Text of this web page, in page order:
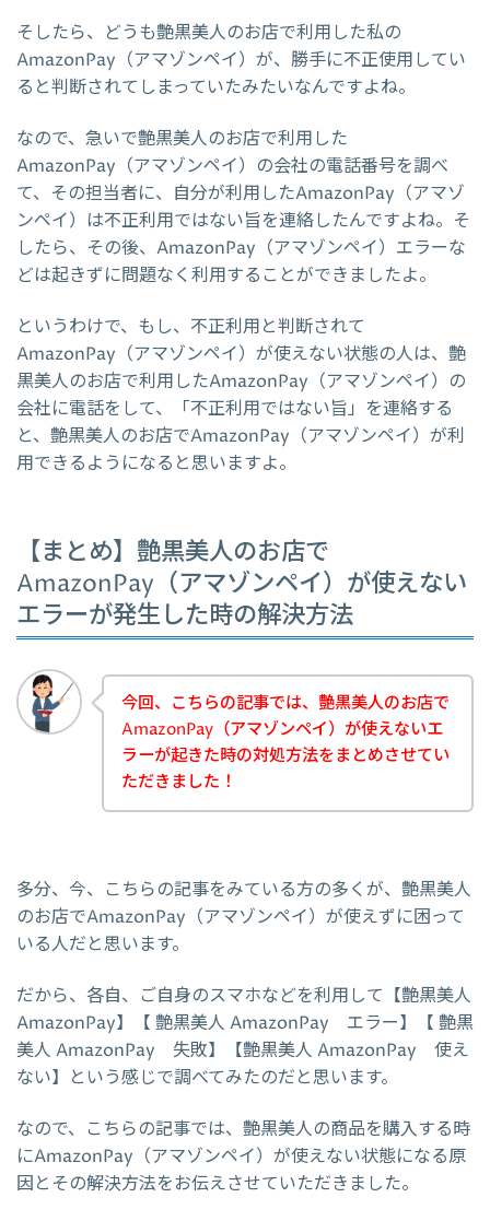
そしたら、どうも艶黒美人のお店で利用した私の
AmazonPay（アマゾンペイ）が、勝手に不正使用してい
ると判断されてしまっていたみたいなんですよね。
なので、急いで艶黒美人のお店で利用した
AmazonPay（アマゾンペイ）の会社の電話番号を調べ
て、その担当者に、自分が利用したAmazonPay（アマゾ
ンペイ）は不正利用ではない旨を連絡したんですよね。そ
したら、その後、AmazonPay（アマゾンペイ）エラーな
どは起きずに問題なく利用することができましたよ。
というわけで、もし、不正利用と判断されて
AmazonPay（アマゾンペイ）が使えない状態の人は、艶
黒美人のお店で利用したAmazonPay（アマゾンペイ）の
会社に電話をして、「不正利用ではない旨」を連絡する
と、艶黒美人のお店でAmazonPay（アマゾンペイ）が利
用できるようになると思いますよ。
【まとめ】艶黒美人のお店で
AmazonPay（アマゾンペイ）が使えない
エラーが発生した時の解決方法
今回、こちらの記事では、艶黒美人のお店で
AmazonPay（アマゾンペイ）が使えないエ
ラーが起きた時の対処方法をまとめさせてい
ただきました！
多分、今、こちらの記事をみている方の多くが、艶黒美人
のお店でAmazonPay（アマゾンペイ）が使えずに困って
いる人だと思います。
だから、各自、ご自身のスマホなどを利用して【艶黒美人
AmazonPay】【 艶黒美人 AmazonPay エラー】【 艶黒
美人 AmazonPay 失敗】【艶黒美人 AmazonPay 使え
ない】という感じで調べてみたのだと思います。
なので、こちらの記事では、艶黒美人の商品を購入する時
にAmazonPay（アマゾンペイ）が使えない状態になる原
因とその解決方法をお伝えさせていただきました。